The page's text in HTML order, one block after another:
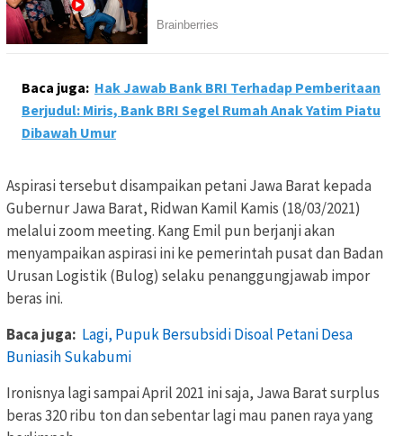
Baca juga: Hak Jawab Bank BRI Terhadap Pemberitaan
Berjudul: Miris, Bank BRI Segel Rumah Anak Yatim Piatu
Dibawah Umur
Aspirasi tersebut disampaikan petani Jawa Barat kepada
Gubernur Jawa Barat, Ridwan Kamil Kamis (18/03/2021)
melalui zoom meeting. Kang Emil pun berjanji akan
menyampaikan aspirasi ini ke pemerintah pusat dan Badan
Urusan Logistik (Bulog) selaku penanggungjawab impor
beras ini.
Baca juga: Lagi, Pupuk Bersubsidi Disoal Petani Desa
Buniasih Sukabumi
Ironisnya lagi sampai April 2021 ini saja, Jawa Barat surplus
beras 320 ribu ton dan sebentar lagi mau panen raya yang